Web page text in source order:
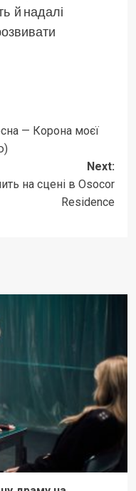
й надалі
— Корона моєї
Next:
на сцені в Osocor
Residence